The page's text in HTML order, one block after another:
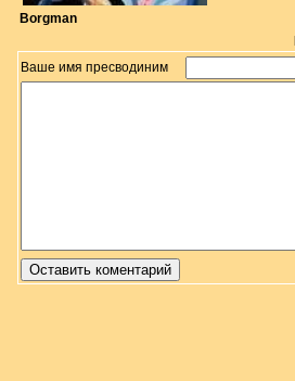
Borgman
Ваше имя пресводиним